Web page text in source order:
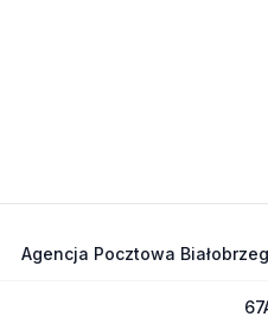
Agencja Pocztowa